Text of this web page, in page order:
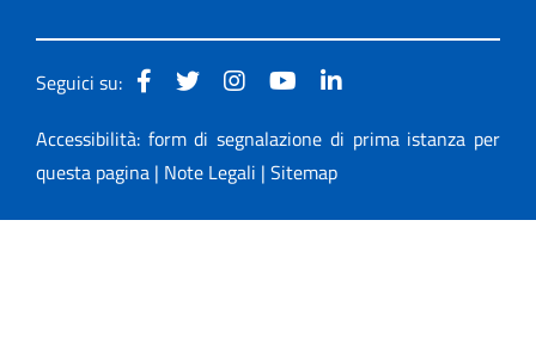
Seguici su:
Accessibilità: form di segnalazione di prima istanza per
questa pagina | Note Legali | Sitemap